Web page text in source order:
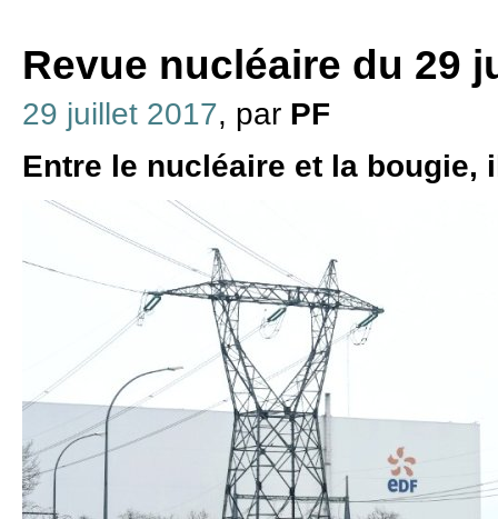
Revue nucléaire du 29
29 juillet 2017, par PF
Entre le nucléaire et la bougie,